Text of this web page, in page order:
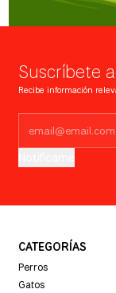
Suscríbete
Recibe información
CATEGORÍAS
Perros
Gatos